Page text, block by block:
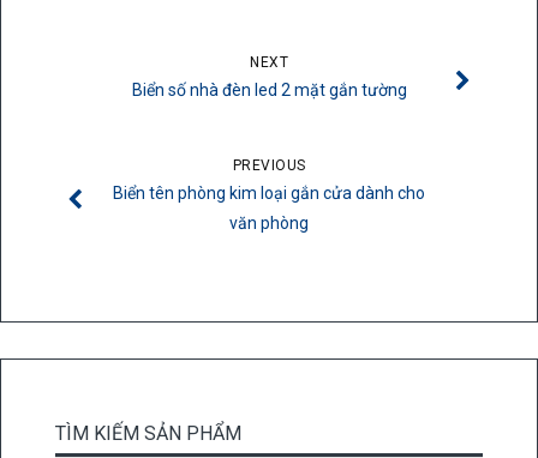
NEXT
Biển số nhà đèn led 2 mặt gắn tường
PREVIOUS
Biển tên phòng kim loại gắn cửa dành cho
văn phòng
TÌM KIẾM SẢN PHẨM